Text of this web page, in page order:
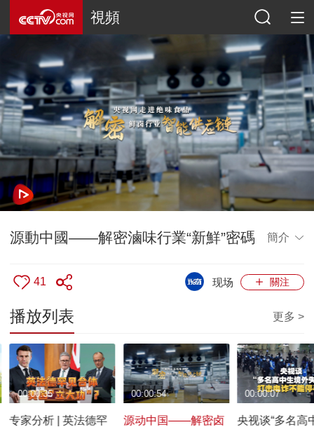
視頻
源動中國——解密滷味行業“新鮮”密碼 簡介
41 關注
现场
播放列表 更多 >
专家分析 | 英法德罕
00:00:35
源动中国——解密卤
00:00:54
央视谈“多名高
00:00:07